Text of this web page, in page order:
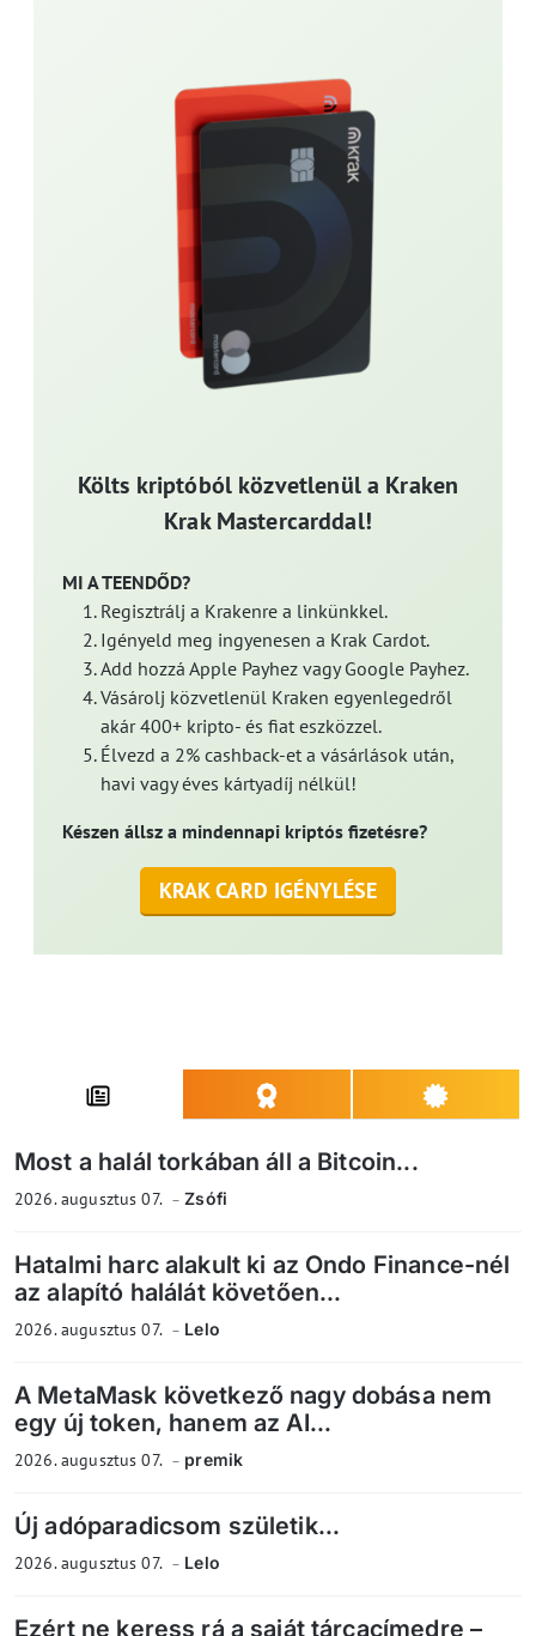
Költs kriptóból közvetlenül a Kraken
Krak Mastercarddal!
MI A TEENDŐD?
Regisztrálj a Krakenre a linkünkkel.
Igényeld meg ingyenesen a Krak Cardot.
Add hozzá Apple Payhez vagy Google Payhez.
Vásárolj közvetlenül Kraken egyenlegedről
akár 400+ kripto- és fiat eszközzel.
Élvezd a 2% cashback-et a vásárlások után,
havi vagy éves kártyadíj nélkül!
Készen állsz a mindennapi kriptós fizetésre?
KRAK CARD IGÉNYLÉSE
Most a halál torkában áll a Bitcoin...
2026. augusztus 07. Zsófi
Hatalmi harc alakult ki az Ondo Finance-nél
az alapító halálát követően...
2026. augusztus 07. Lelo
A MetaMask következő nagy dobása nem
egy új token, hanem az AI...
2026. augusztus 07. premik
Új adóparadicsom születik...
2026. augusztus 07. Lelo
Ezért ne keress rá a saját tárcacímedre –